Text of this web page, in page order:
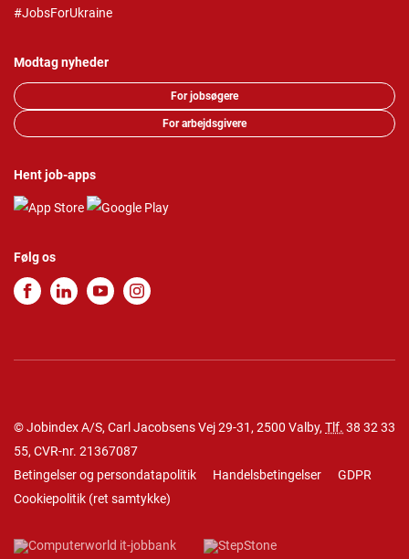
#JobsForUkraine
Modtag nyheder
For jobsøgere
For arbejdsgivere
Hent job-apps
Følg os
© Jobindex A/S, Carl Jacobsens Vej 29-31, 2500 Valby, Tlf. 38 32 33
55, CVR-nr. 21367087
Betingelser og persondatapolitik
Handelsbetingelser
GDPR
Cookiepolitik (ret samtykke)